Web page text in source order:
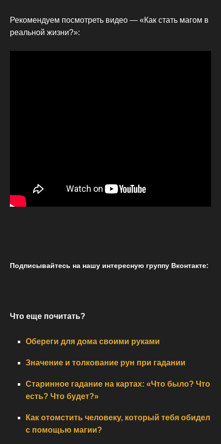
Рекомендуем посмотреть видео — «Как стать магом в
реальной жизни?»:
Подписывайтесь на нашу интересную группу Вконтакте:
Что еще почитать?
Обереги для дома своими руками
Значение и толкование рун при гадании
Старинное гадание на картах: «Что было? Что
есть? Что будет?»
Как отомстить человеку, который тебя обидел
с помощью магии?